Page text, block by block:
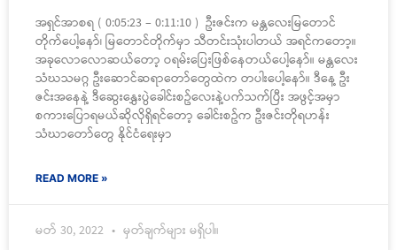
အရှင်အာစရ ( 0:05:23 – 0:11:10 ) ဦးဇင်းက မန္တလေးမြတောင်
တိုက်ပေါ့နော်၊ မြတောင်တိုက်မှာ သီတင်းသုံးပါတယ် အရင်ကတော့။
အခုလောလောဆယ်တော့ ဝရမ်းပြေးဖြစ်နေတယ်ပေါ့နော်။ မန္တလေး
သံဃသမဂ္ဂ ဦးဆောင်ဆရာတော်တွေထဲက တပါးပေါ့နော်။ ဒီနေ့ ဦး
ဇင်းအနေနဲ့ ဒီဆွေးနွှေးပွဲခေါင်းစဥ်လေးနဲ့ပက်သက်ပြီး အဖွင့်အမှာ
စကားပြောရမယ်ဆိုလိုရှိရင်တော့ ခေါင်းစဥ်က ဦးဇင်းတိုရဟန်း
သံဃာတော်တွေ နိုင်ငံရေးမှာ
READ MORE »
မတ် 30, 2022 မှတ်ချက်များ မရှိပါ။